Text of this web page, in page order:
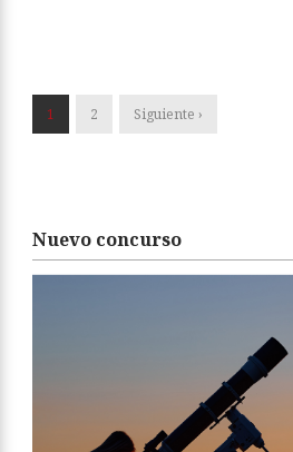
1 2 Siguiente ›
Nuevo concurso